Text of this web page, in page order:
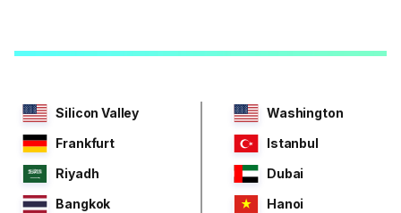
Silicon Valley
Washington
Frankfurt
Istanbul
Riyadh
Dubai
Bangkok
Hanoi